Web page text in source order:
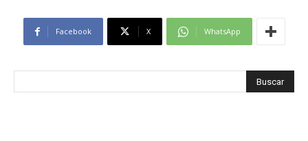
Facebook X WhatsApp